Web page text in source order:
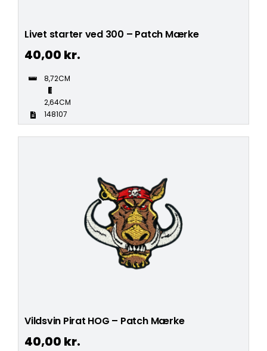
Livet starter ved 300 – Patch Mærke
40,00 kr.
8,72CM
2,64CM
148107
Vildsvin Pirat HOG – Patch Mærke
40,00 kr.